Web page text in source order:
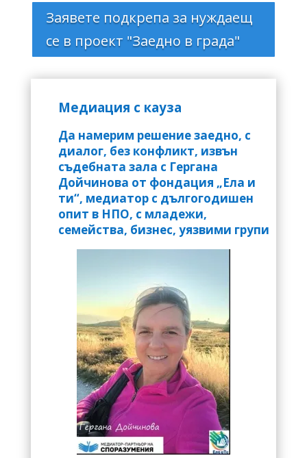
Заявете подкрепа за нуждаещ
се в проект "Заедно в града"
Медиация с кауза
Да намерим решение заедно, с
диалог, без конфликт, извън
съдебната зала с Гергана
Дойчинова от фондация „Ела и
ти“, медиатор с дългогодишен
опит в НПО, с младежи,
семейства, бизнес, уязвими групи